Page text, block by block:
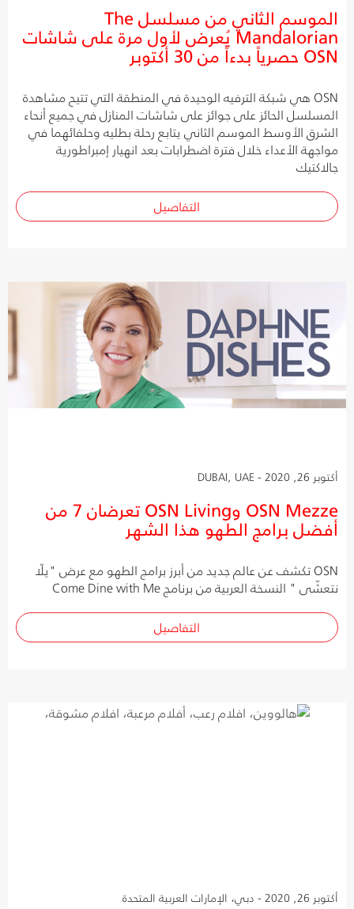
الموسم الثاني من مسلسل The
Mandalorian يُعرض لأول مرة على شاشات
OSN حصرياً بدءاً من 30 أكتوبر
OSN هي شبكة الترفيه الوحيدة في المنطقة التي تتيح مشاهدة
المسلسل الحائز على جوائز على شاشات المنازل في جميع أنحاء
الشرق الأوسط الموسم الثاني يتابع رحلة بطليه وحلفائهما في
مواجهة الأعداء خلال فترة اضطرابات بعد انهيار إمبراطورية
جالاكتيك
التفاصيل
أكتوبر 26, 2020 - DUBAI, UAE
OSN Mezze وOSN Living تعرضان 7 من
أفضل برامج الطهو هذا الشهر
OSN تكشف عن عالم جديد من أبرز برامج الطهو مع عرض "يلّا
نتعشّى " النسخة العربية من برنامج Come Dine with Me
التفاصيل
أكتوبر 26, 2020 - دبي، الإمارات العربية المتحدة